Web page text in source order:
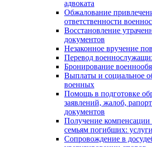
адвоката
Обжалование
ответственности
Восстановление
документов
Незаконное вручение
Перевод
Бронирование
Выплаты и социальное
военных
Помощь в подготовке
заявлений, жалоб,
документов
Получение компенсации
семьям погибших:
Сопровождение в